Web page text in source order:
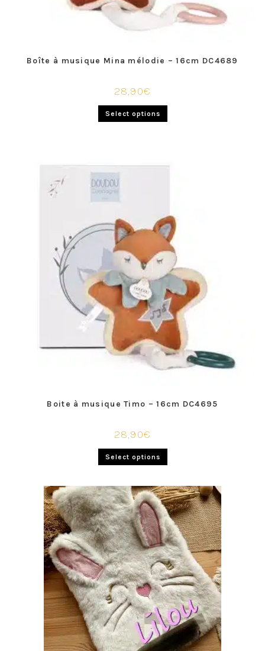
Boîte à musique Mina mélodie – 16cm DC4689
28,90€
Select options
Boite à musique Timo – 16cm DC4695
28,90€
Select options